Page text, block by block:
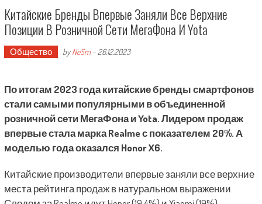
Китайские Бренды Впервые Заняли Все Верхние
Позиции В Розничной Сети МегаФона И Yota
Общество byNeSm- 26.12.2023
По итогам 2023 года китайские бренды смартфонов
стали самыми популярными в объединенной
розничной сети МегаФона иYota. Лидером продаж
впервые стала марка Realme с показателем 20%. А
моделью года оказался Honor X6.
Китайские производители впервые заняли все верхние
места рейтинга продаж в натуральном выражении.